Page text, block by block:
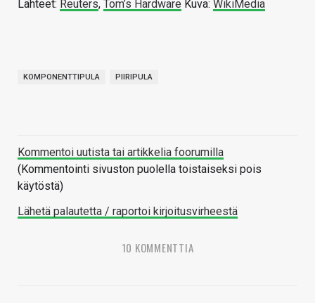
Lähteet: Reuters, Tom’s Hardware Kuva: WikiMedia
KOMPONENTTIPULA PIIRIPULA
Kommentoi uutista tai artikkelia foorumilla
(Kommentointi sivuston puolella toistaiseksi pois
käytöstä)
Lähetä palautetta / raportoi kirjoitusvirheestä
10 KOMMENTTIA